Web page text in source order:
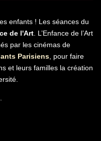
enfants ! Les séances du
de l'Art. L’Enfance de l’Art
par les cinémas de
Parisiens, pour faire
et leurs familles la création